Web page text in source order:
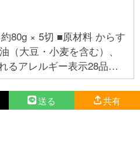
■原材料 からす
（大豆・小麦を含む）、
限 出荷日より60日以内
送る 共有